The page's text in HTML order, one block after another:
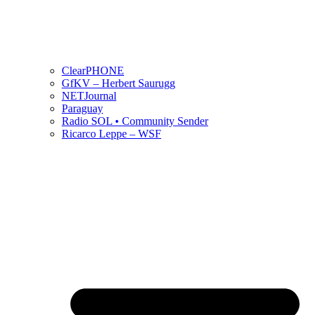
ClearPHONE
GfKV – Herbert Saurugg
NETJournal
Paraguay
Radio SOL • Community Sender
Ricarco Leppe – WSF